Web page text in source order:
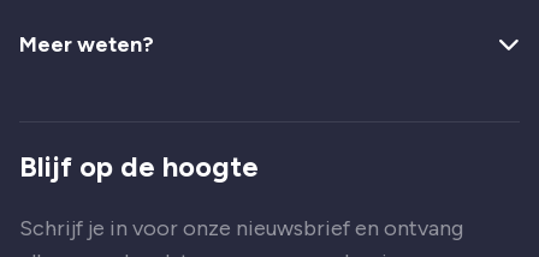
Meer weten?
Blijf op de hoogte
Schrijf je in voor onze nieuwsbrief en ontvang